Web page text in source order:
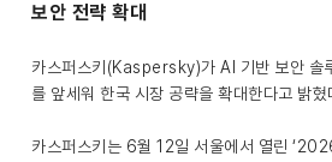
보안 전략 확대
카스퍼스키(Kaspersky)가 AI 기반 보안 솔
를 앞세워 한국 시장 공략을 확대한다고 밝혔
카스퍼스키는 6월 12일 서울에서 열린